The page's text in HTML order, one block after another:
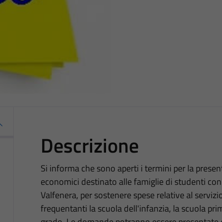
Descrizione
Si informa che sono aperti i termini per la
economici destinato alle famiglie di studenti
Valfenera, per sostenere spese relative al
frequentanti la scuola dell'infanzia, la scuola